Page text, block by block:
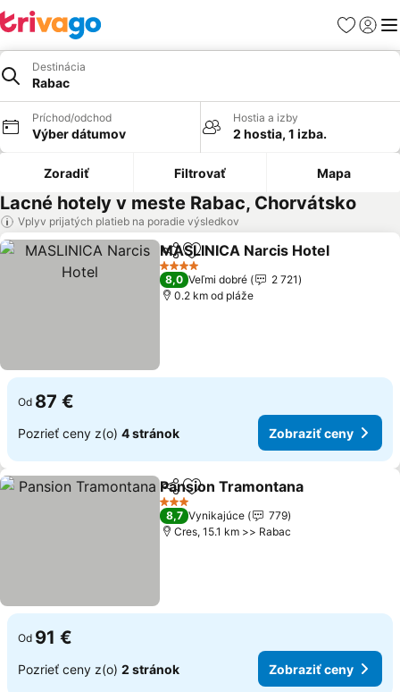
Obľúbené
Destinácia
Rabac
Príchod/odchod
Výber dátumov
Hostia a izby
2 hostia, 1 izba.
Zoradiť Filtrovať Mapa
Lacné hotely v meste Rabac, Chorvátsko
Vplyv prijatých platieb na poradie výsledkov
ZdieľaťPridať do obľúbených
MASLINICA Narcis Hotel
4 Počet hviezdičiek
8,0 Veľmi dobré
2 721
0.2 km od pláže
Od 87 €
Pozrieť ceny z(o) 4 stránok Zobraziť ceny
ZdieľaťPridať do obľúbených
Pansion Tramontana
3 Počet hviezdičiek
8,7 Vynikajúce
779
Cres, 15.1 km >> Rabac
Od 91 €
Pozrieť ceny z(o) 2 stránok Zobraziť ceny